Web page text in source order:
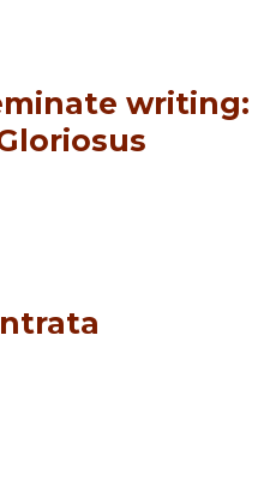
writing: